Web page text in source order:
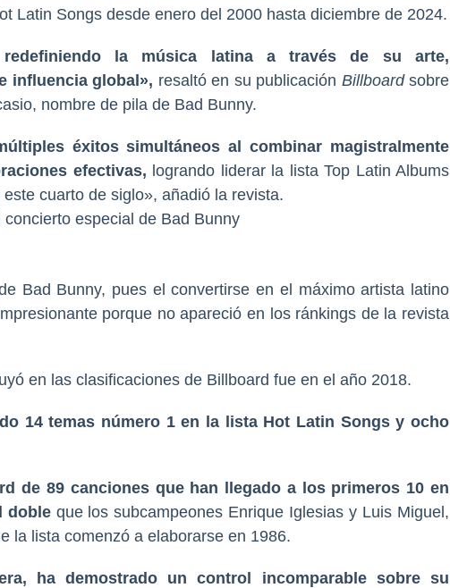
Latin Songs desde enero del 2000 hasta diciembre de 2024.
la música latina a través de su arte,
influencia global», resaltó en su publicación Billboard sobre
nombre de pila de Bad Bunny.
éxitos simultáneos al combinar magistralmente
efectivas, logrando liderar la lista Top Latin Albums
cuarto de siglo», añadió la revista.
Bad Bunny, pues el convertirse en el máximo artista latino
porque no apareció en los ránkings de la revista
en las clasificaciones de Billboard fue en el año 2018.
14 temas número 1 en la lista Hot Latin Songs y ocho
de 89 canciones que han llegado a los primeros 10 en
doble que los subcampeones Enrique Iglesias y Luis Miguel,
la lista comenzó a elaborarse en 1986.
ha demostrado un control incomparable sobre su